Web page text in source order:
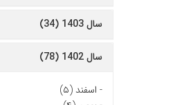
سال 1403 (34)
سال 1402 (78)
- اسفند (۵)